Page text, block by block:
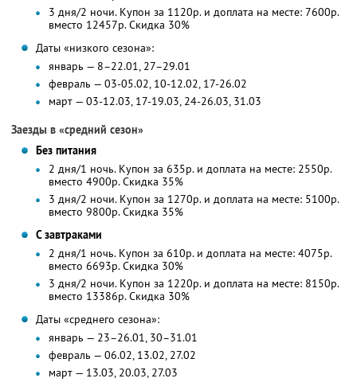
3 дня/2 ночи. Купон за 1120р. и доплата на месте: 7600р.
вместо 12457р.Скидка 30%
Даты «низкого сезона»:
январь — 8–22.01, 27–29.01
февраль — 03-05.02, 10-12.02, 17-26.02
март — 03-12.03, 17-19.03, 24-26.03, 31.03
Заезды в «средний сезон»
Без питания
2 дня/1 ночь. Купон за 635р. и доплата на месте: 2550р.
вместо 4900р.Скидка 35%
3 дня/2 ночи. Купон за 1270р. и доплата на месте: 5100р.
вместо 9800р.Скидка 35%
С завтраками
2 дня/1 ночь. Купон за 610р. и доплата на месте: 4075р.
вместо 6693р.Скидка 30%
3 дня/2 ночи. Купон за 1220р. и доплата на месте: 8150р.
вместо 13386р.Скидка 30%
Даты «среднего сезона»:
январь — 23–26.01, 30–31.01
февраль — 06.02, 13.02, 27.02
март — 13.03, 20.03, 27.03